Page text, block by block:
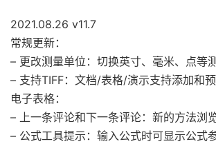
2021.08.26 v11.7
常规更新：
– 更改测量单位：切换英寸、毫米、点等
– 支持TIFF：文档/表格/演示支持添加和
电子表格：
– 上一条评论和下一条评论：新的方法浏
– 公式工具提示：输入公式时可显示公式